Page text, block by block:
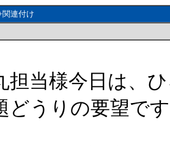
関連付け
当様今日は、
うりの要望で